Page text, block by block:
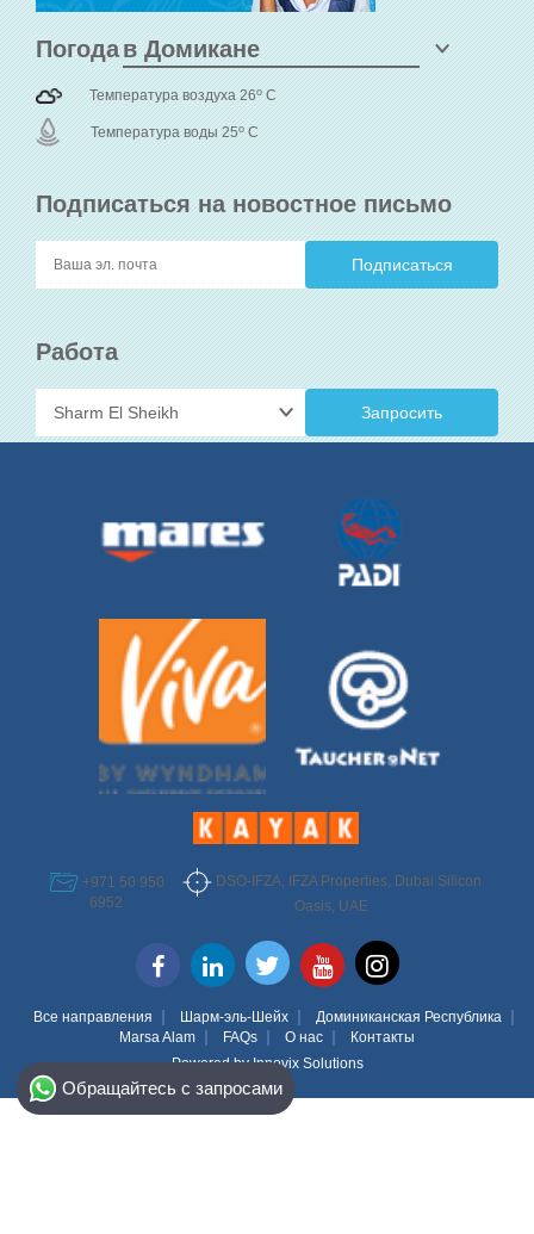
Подписаться на новостное письмо
Работа
Запросить
Погода
Температура воздуха 26o C
Температура воды 25o C
+971 50 950
6952
DSO-IFZA, IFZA Properties, Dubai Silicon
Oasis, UAE
Все направления Шарм-эль-Шейх
Доминиканская Республика
Marsa Alam
FAQs О нас
Контакты
Powered byInnovix Solutions
Обращайтесь с запросами
Select Destination
Egypt